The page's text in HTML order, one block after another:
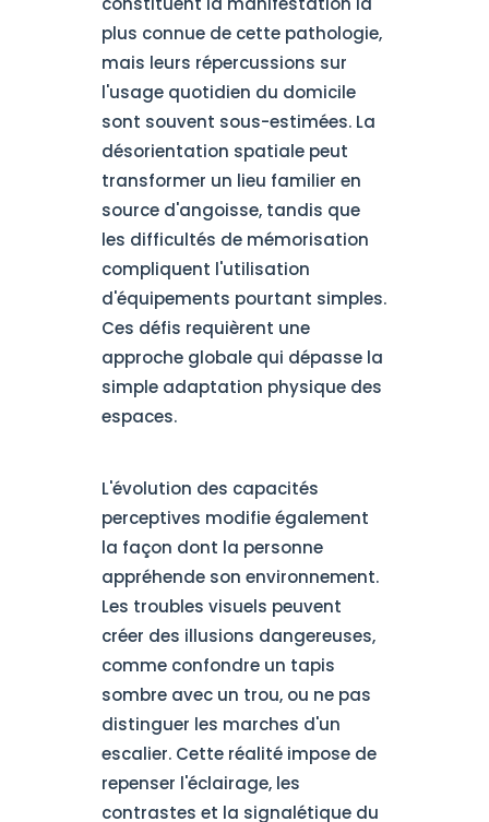
plus connue de cette pathologie,
mais leurs répercussions sur
l'usage quotidien du domicile
sont souvent sous-estimées. La
désorientation spatiale peut
transformer un lieu familier en
source d'angoisse, tandis que
les difficultés de mémorisation
compliquent l'utilisation
d'équipements pourtant simples.
Ces défis requièrent une
approche globale qui dépasse la
simple adaptation physique des
espaces.
L'évolution des capacités
perceptives modifie également
la façon dont la personne
appréhende son environnement.
Les troubles visuels peuvent
créer des illusions dangereuses,
comme confondre un tapis
sombre avec un trou, ou ne pas
distinguer les marches d'un
escalier. Cette réalité impose de
repenser l'éclairage, les
contrastes et la signalétique du